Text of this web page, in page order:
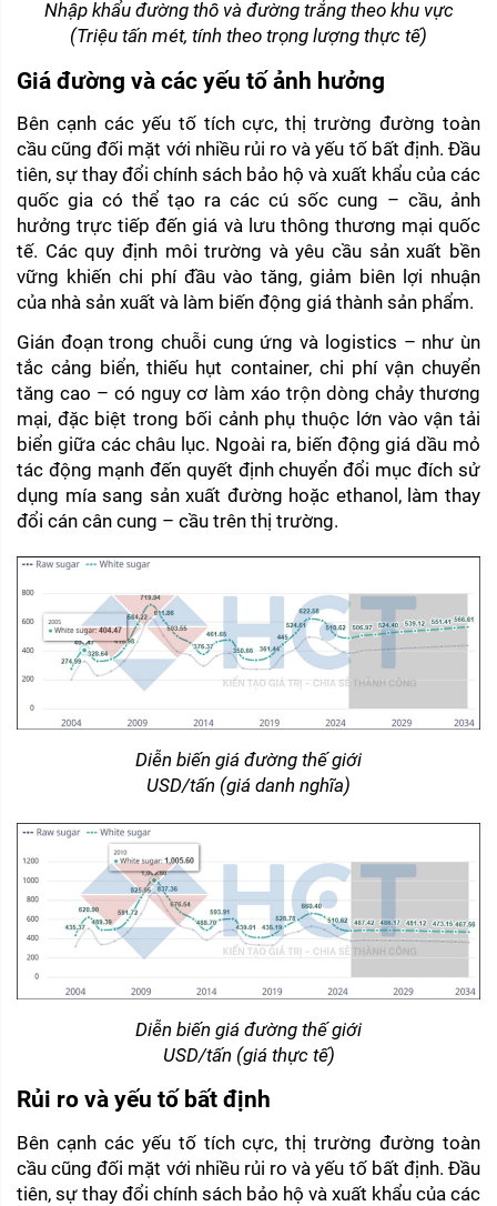
Nhập khẩu đường thô và đường trắng theo khu vực
(Triệu tấn mét, tính theo trọng lượng thực tế)
Giá đường và các yếu tố ảnh hưởng
Bên cạnh các yếu tố tích cực, thị trường đường toàn
cầu cũng đối mặt với nhiều rủi ro và yếu tố bất định. Đầu
tiên, sự thay đổi chính sách bảo hộ và xuất khẩu của các
quốc gia có thể tạo ra các cú sốc cung – cầu, ảnh
hưởng trực tiếp đến giá và lưu thông thương mại quốc
tế. Các quy định môi trường và yêu cầu sản xuất bền
vững khiến chi phí đầu vào tăng, giảm biên lợi nhuận
của nhà sản xuất và làm biến động giá thành sản phẩm.
Gián đoạn trong chuỗi cung ứng và logistics – như ùn
tắc cảng biển, thiếu hụt container, chi phí vận chuyển
tăng cao – có nguy cơ làm xáo trộn dòng chảy thương
mại, đặc biệt trong bối cảnh phụ thuộc lớn vào vận tải
biển giữa các châu lục. Ngoài ra, biến động giá dầu mỏ
tác động mạnh đến quyết định chuyển đổi mục đích sử
dụng mía sang sản xuất đường hoặc ethanol, làm thay
đổi cán cân cung – cầu trên thị trường.
Diễn biến giá đường thế giới
USD/tấn (giá danh nghĩa)
Diễn biến giá đường thế giới
USD/tấn (giá thực tế)
Rủi ro và yếu tố bất định
Bên cạnh các yếu tố tích cực, thị trường đường toàn
cầu cũng đối mặt với nhiều rủi ro và yếu tố bất định. Đầu
tiên, sự thay đổi chính sách bảo hộ và xuất khẩu của các